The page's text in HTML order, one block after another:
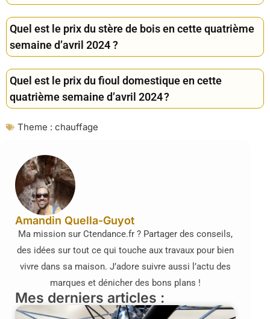
Quel est le prix du stère de bois en cette quatrième
semaine d’avril 2024 ?
Quel est le prix du fioul domestique en cette
quatrième semaine d’avril 2024 ?
Theme : chauffage
Amandin Quella-Guyot
Ma mission sur Ctendance.fr ? Partager des conseils,
des idées sur tout ce qui touche aux travaux pour bien
vivre dans sa maison. J’adore suivre aussi l’actu des
marques et dénicher des bons plans !
Mes derniers articles :